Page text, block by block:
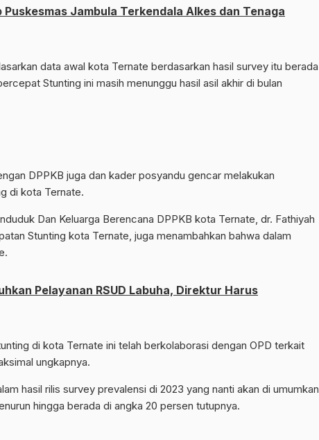
Puskesmas Jambula Terkendala Alkes dan Tenaga
data awal kota Ternate berdasarkan hasil survey itu berada
Stunting ini masih menunggu hasil asil akhir di bulan
DPPKB juga dan kader posyandu gencar melakukan
di kota Ternate.
Dan Keluarga Berencana DPPKB kota Ternate, dr. Fathiyah
Stunting kota Ternate, juga menambahkan bahwa dalam
Pelayanan RSUD Labuha, Direktur Harus
di kota Ternate ini telah berkolaborasi dengan OPD terkait
ungkapnya.
hasil rilis survey prevalensi di 2023 yang nanti akan di umumkan
hingga berada di angka 20 persen tutupnya.